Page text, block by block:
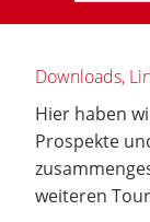
Downloads,
Hier haben
Prospekte
weiteren